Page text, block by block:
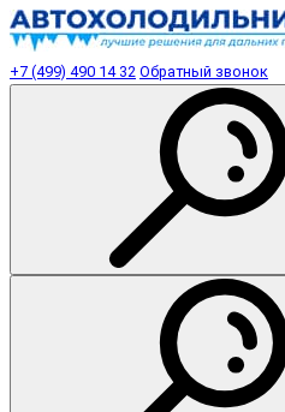
+7 (499) 490 14 32 Обратный звонок